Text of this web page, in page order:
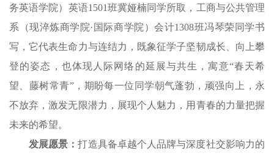
务英语学院）英语1501班冀娅楠同学所取，工商与公共管理
系（现淬炼商学院·国际商学院）会计1308班冯琴荣同学书
写，它代表生命力与连结力，既象征学子坚韧成长、向上攀
登的姿态，也体现人际网络的延展与共生，寓意“春天希
望、藤树常青”，期盼每一位同学朝气蓬勃，顽强向上，永
不放弃，激发无限潜力，展现个人魅力，用青春的力量把握
未来的希望。
发展愿景：打造具备卓越个人品牌与深度社交影响力的